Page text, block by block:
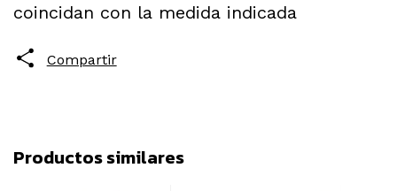
coincidan con la medida indicada
Compartir
Productos similares